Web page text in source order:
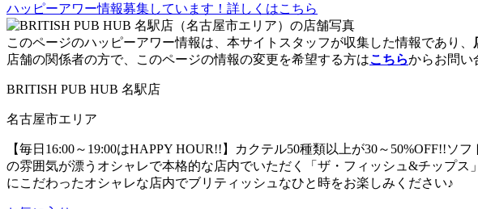
ハッピーアワー情報募集しています！詳しくはこちら
このページのハッピーアワー情報は、本サイトスタッフが収集した情報であり、
店舗の関係者の方で、このページの情報の変更を希望する方はこちらからお問い
BRITISH PUB HUB 名駅店
名古屋市エリア
【毎日16:00～19:00はHAPPY HOUR!!】カクテル50種類以上が30～50%OFF!!
の雰囲気が漂うオシャレで本格的な店内でいただく「ザ・フィッシュ&チップ
にこだわったオシャレな店内でブリティッシュなひと時をお楽しみください♪